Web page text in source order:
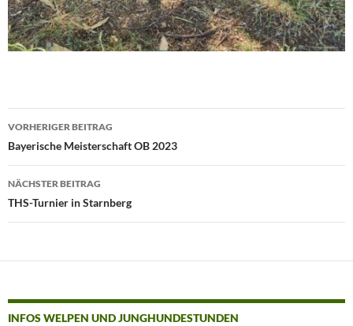
Beitragsnavigation
VORHERIGER BEITRAG
Bayerische Meisterschaft OB 2023
NÄCHSTER BEITRAG
THS-Turnier in Starnberg
INFOS WELPEN UND JUNGHUNDESTUNDEN